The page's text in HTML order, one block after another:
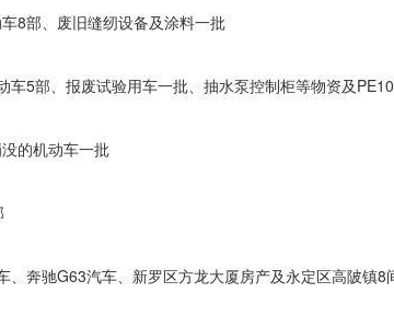
8部、废旧缝纫设备及涂料一批
5部、报废试验用车一批、抽水泵控制柜等物资及
的机动车一批
、奔驰G63汽车、新罗区方龙大厦房产及永定区高陂镇8